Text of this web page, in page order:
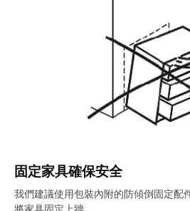
固定家具確保安全
我們建議使用包裝內附的防傾倒固定配
將家具固定上牆。